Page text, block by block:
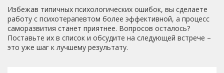
Избежав типичных психологических ошибок, вы сделаете
работу с психотерапевтом более эффективной, а процесс
саморазвития станет приятнее. Вопросов осталось?
Поставьте их в список и обсудите на следующей встрече –
это уже шаг к лучшему результату.